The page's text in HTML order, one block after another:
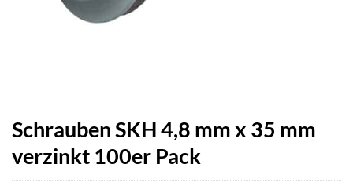
Schrauben SKH 4,8 mm x 35 mm
verzinkt 100er Pack